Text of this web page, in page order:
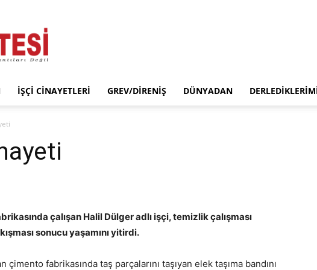
İŞÇI CINAYETLERI GREV/DIRENIŞ DÜNYADAN
çalışan Halil Dülger adlı işçi, temizlik çalışması
sonucu yaşamını yitirdi.
fabrikasında taş parçalarını taşıyan elek taşıma bandını